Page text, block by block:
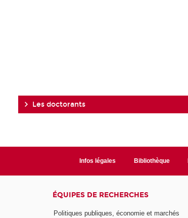
Les doctorants
Infos légales Bibliothèque
ÉQUIPES DE RECHERCHES
Politiques publiques, économie et marchés